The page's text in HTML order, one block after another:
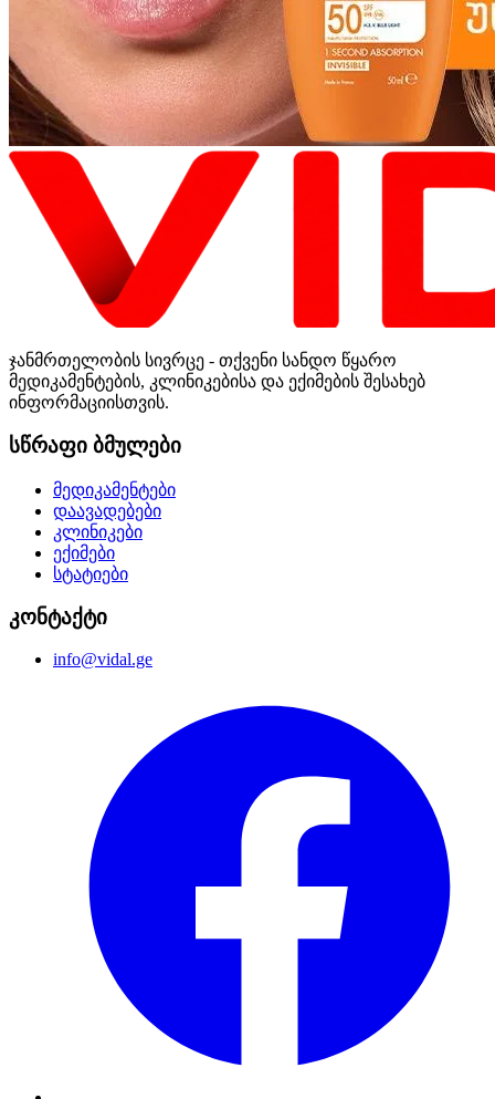
ჯანმრთელობის სივრცე - თქვენი სანდო წყარო
მედიკამენტების, კლინიკებისა და ექიმების შესახებ
ინფორმაციისთვის.
სწრაფი ბმულები
მედიკამენტები
დაავადებები
კლინიკები
ექიმები
სტატიები
კონტაქტი
info@vidal.ge